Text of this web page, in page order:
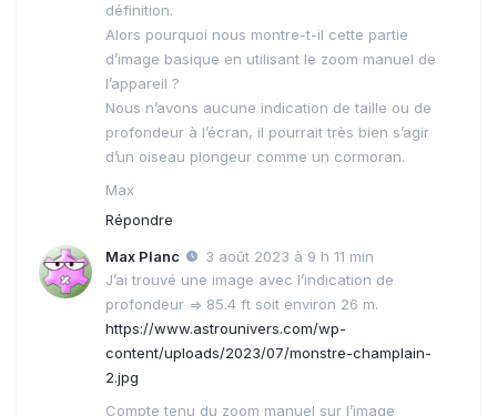
définition.
Alors pourquoi nous montre-t-il cette partie
d’image basique en utilisant le zoom manuel de
l’appareil ?
Nous n’avons aucune indication de taille ou de
profondeur à l’écran, il pourrait très bien s’agir
d’un oiseau plongeur comme un cormoran.
Max
Répondre
Max Planc
3 août 2023 à 9 h 11 min
J’ai trouvé une image avec l’indication de
profondeur => 85.4 ft soit environ 26 m.
https://www.astrounivers.com/wp-
content/uploads/2023/07/monstre-champlain-
2.jpg
Compte tenu du zoom manuel sur l’image